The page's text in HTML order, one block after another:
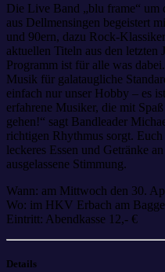
Die Live Band „blu frame“ um
aus Dellmensingen begeistert
und 90ern, dazu Rock-
aktuellen Titeln aus den letzten
Programm ist für alle was
Musik für galataugliche
einfach nur unser Hobby – es
erfahrene Musiker, die mit
gehen!“ sagt Bandleader
richtigen Rhythmus sorgt.
leckeres Essen und Getränke
ausgelassene Stimmung.
Wann: am Mittwoch den 30.
Wo: im HKV Erbach am
Eintritt: Abendkasse 12,- €
Details